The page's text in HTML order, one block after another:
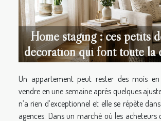
Home staging : ces petits
décoration qui font toute la
Un appartement peut rester des mois
vendre en une semaine après quelques
n’a rien d’exceptionnel et elle se répète
agences. Dans un marché où les